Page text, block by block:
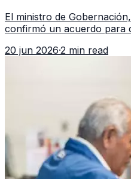
El ministro de
confirmó un acuerdo para
fallido con la
20 jun 2026·2 min read